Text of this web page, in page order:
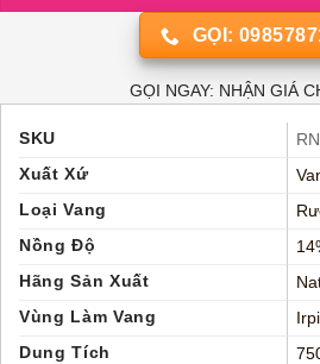
GỌI:
GỌI NGAY: NHẬN GIÁ
SKU
Xuất Xứ
Loại Vang
Nồng Độ
Hãng Sản Xuất
Vùng Làm Vang
Dung Tích